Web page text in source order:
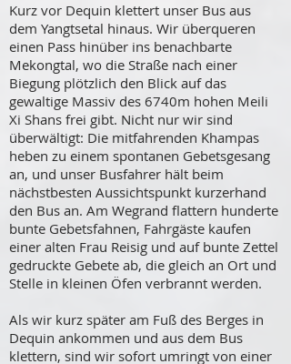
Kurz vor Dequin klettert unser Bus aus
dem Yangtsetal hinaus. Wir überqueren
einen Pass hinüber ins benachbarte
Mekongtal, wo die Straße nach einer
Biegung plötzlich den Blick auf das
gewaltige Massiv des 6740m hohen Meili
Xi Shans frei gibt. Nicht nur wir sind
überwältigt: Die mitfahrenden Khampas
heben zu einem spontanen Gebetsgesang
an, und unser Busfahrer hält beim
nächstbesten Aussichtspunkt kurzerhand
den Bus an. Am Wegrand flattern hunderte
bunte Gebetsfahnen, Fahrgäste kaufen
einer alten Frau Reisig und auf bunte Zettel
gedruckte Gebete ab, die gleich an Ort und
Stelle in kleinen Öfen verbrannt werden.
Als wir kurz später am Fuß des Berges in
Dequin ankommen und aus dem Bus
klettern, sind wir sofort umringt von einer